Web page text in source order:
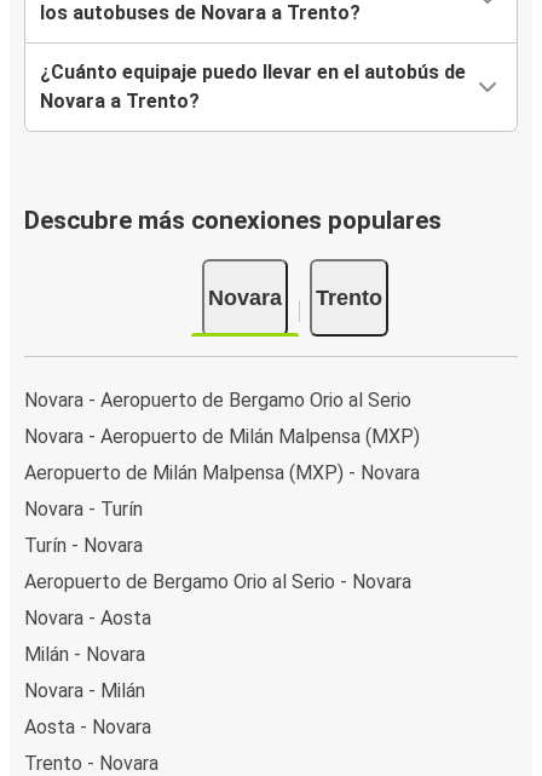
los autobuses de Novara a Trento?
¿Cuánto equipaje puedo llevar en el autobús de
Novara a Trento?
Descubre más conexiones populares
Novara Trento
Novara - Aeropuerto de Bergamo Orio al Serio
Novara - Aeropuerto de Milán Malpensa (MXP)
Aeropuerto de Milán Malpensa (MXP) - Novara
Novara - Turín
Turín - Novara
Aeropuerto de Bergamo Orio al Serio - Novara
Novara - Aosta
Milán - Novara
Novara - Milán
Aosta - Novara
Trento - Novara